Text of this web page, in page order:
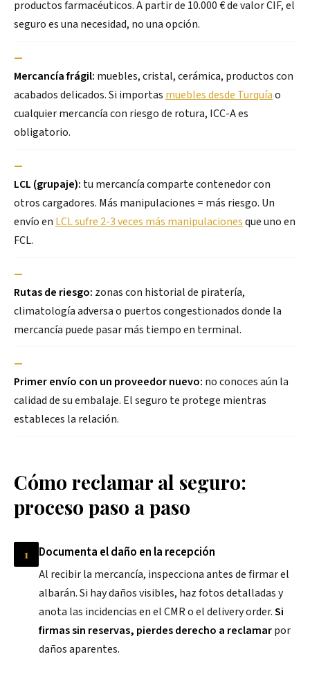
productos farmacéuticos. A partir de 10.000 € de valor CIF, el
seguro es una necesidad, no una opción.
—
Mercancía frágil: muebles, cristal, cerámica, productos con
acabados delicados. Si importas muebles desde Turquíao
cualquier mercancía con riesgo de rotura, ICC-A es
obligatorio.
—
LCL (grupaje): tu mercancía comparte contenedor con
otros cargadores. Más manipulaciones = más riesgo. Un
envío en LCL sufre 2-3 veces más manipulacionesque uno en
FCL.
—
Rutas de riesgo: zonas con historial de piratería,
climatología adversa o puertos congestionados donde la
mercancía puede pasar más tiempo en terminal.
—
Primer envío con un proveedor nuevo: no conoces aún la
calidad de su embalaje. El seguro te protege mientras
estableces la relación.
Cómo reclamar al seguro:
proceso paso a paso
1 Documenta el daño en la recepción
Al recibir la mercancía, inspecciona antes de firmar el
albarán. Si hay daños visibles, haz fotos detalladas y
anota las incidencias en el CMR o el delivery order.Si
firmas sin reservas, pierdes derecho a reclamarpor
daños aparentes.